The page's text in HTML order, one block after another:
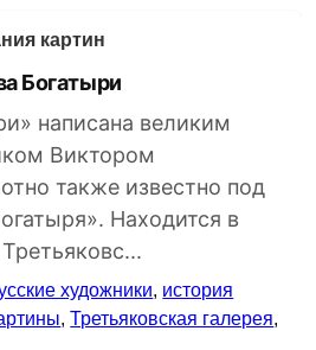
картин
Богатыри
написана великим
Виктором
также известно под
Находится в
художники, история
,Третьяковская галерея,